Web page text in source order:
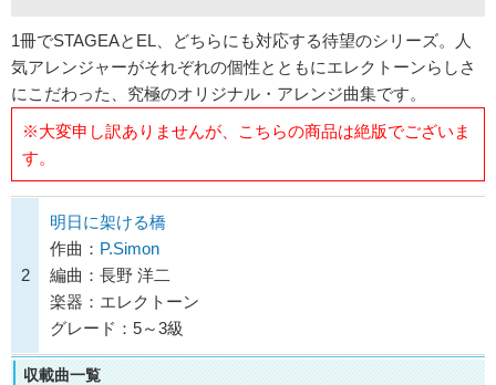
1冊でSTAGEAとEL、どちらにも対応する待望のシリーズ。人
気アレンジャーがそれぞれの個性とともにエレクトーンらしさ
にこだわった、究極のオリジナル・アレンジ曲集です。
※大変申し訳ありませんが、こちらの商品は絶版でございま
す。
2
明日に架ける橋
作曲： P.Simon
編曲：長野 洋二
楽器：エレクトーン
グレード：5～3級
収載曲一覧